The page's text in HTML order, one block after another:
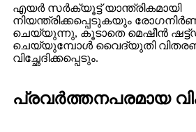
എയർ സർക്യൂട്ട് യാന്ത്രികമായി
നിയന്ത്രിക്കപ്പെടുകയും
ചെയ്യുന്നു, കൂടാതെ മെഷീൻ
ചെയ്യുമ്പോൾ വൈദ്യുതി വിതരണം
വിച്ഛേദിക്കപ്പെടും.
പ്രവർത്തനപരമായ